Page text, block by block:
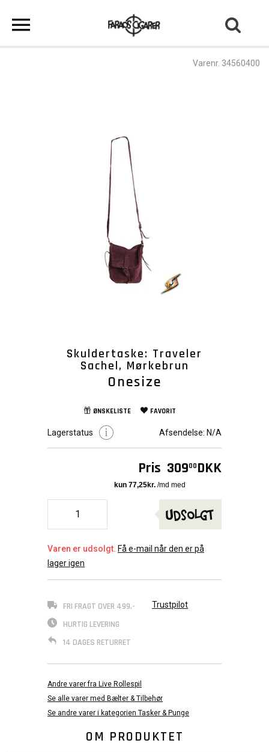
Varenr. 34560400
Skuldertaske: Traveler
Sachel, Mørkebrun
Onesize
ØNSKELISTE FAVORIT
Lagerstatus Afsendelse: N/A
Pris 30900 DKK
Udsolgt
Varen er udsolgt. Få e-mail når den er på
lager igen
FRI FRAGT OVER 499,-
HURTIG LEVERING
14 DAGES RETURRET
Trustpilot
Andre varer fra Live Rollespil
Se alle varer med Bælter & Tilbehør
Se andre varer i kategorien Tasker & Punge
OM PRODUKTET